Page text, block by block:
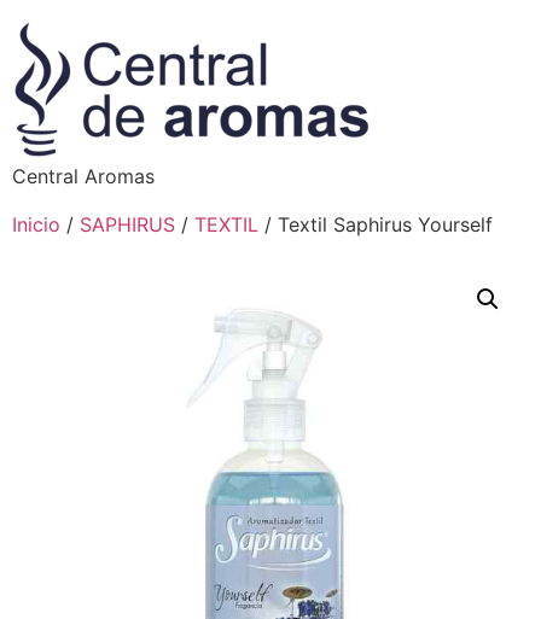
Central Aromas
Inicio / SAPHIRUS / TEXTIL / Textil Saphirus Yourself